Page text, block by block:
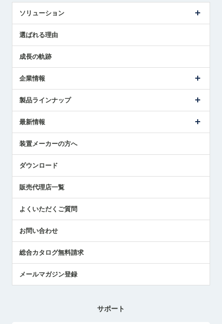
ソリューション
解決策提案
選ばれる理由
成長の軌跡
企業情報
ごあいさつ
受賞履歴
採用情報
国/地域/言語
製品ラインナップ
ツールセッタ製品
エアマイクロセンサ製品
最新情報
メトロールの技術
社員ブログ
中小企業のBCP地震対策
センサのテクニカルガイド
社長ブログ
装置メーカーの方へ
ダウンロード
販売代理店一覧
よくいただくご質問
お問い合わせ
総合カタログ無料請求
メールマガジン登録
サポート